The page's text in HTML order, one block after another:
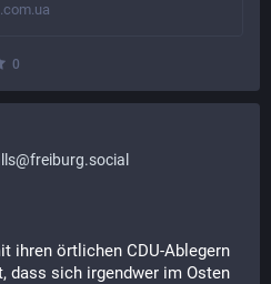
0
ihren örtlichen CDU-Ablegern
dass sich irgendwer im Osten